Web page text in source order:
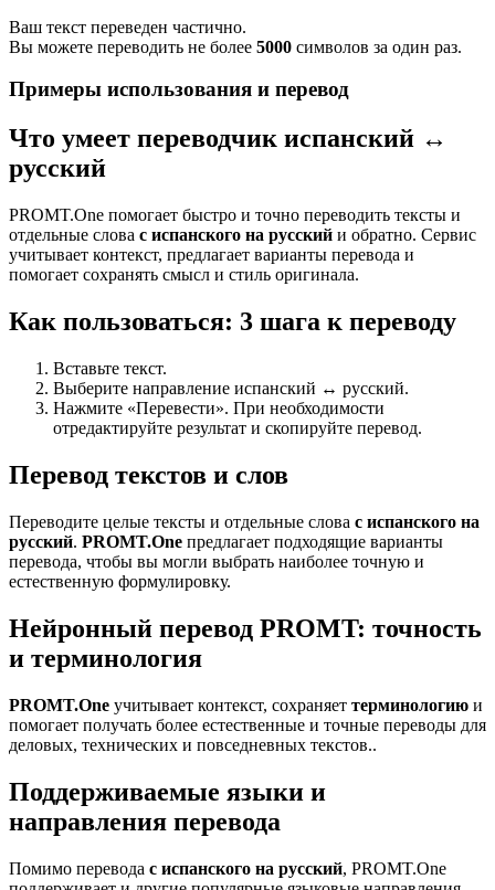
Ваш текст переведен частично.
Вы можете переводить не более 5000 символов за один раз.
Примеры использования и перевод
Что умеет переводчик испанский ↔
русский
PROMT.One помогает быстро и точно переводить тексты и
отдельные слова с испанского на русский и обратно. Сервис
учитывает контекст, предлагает варианты перевода и
помогает сохранять смысл и стиль оригинала.
Как пользоваться: 3 шага к переводу
Вставьте текст.
Выберите направление испанский ↔ русский.
Нажмите «Перевести». При необходимости
отредактируйте результат и скопируйте перевод.
Перевод текстов и слов
Переводите целые тексты и отдельные слова с испанского на
русский. PROMT.One предлагает подходящие варианты
перевода, чтобы вы могли выбрать наиболее точную и
естественную формулировку.
Нейронный перевод PROMT: точность
и терминология
PROMT.One учитывает контекст, сохраняет терминологию и
помогает получать более естественные и точные переводы для
деловых, технических и повседневных текстов..
Поддерживаемые языки и
направления перевода
Помимо перевода с испанского на русский, PROMT.One